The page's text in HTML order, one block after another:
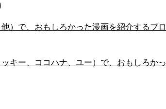
）で、おもしろかった漫画を紹介するブロ
キー、ココハナ、ユー）で、おもしろかっ